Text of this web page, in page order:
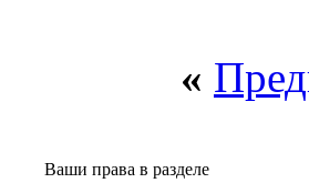
«
Ваши права в разделе